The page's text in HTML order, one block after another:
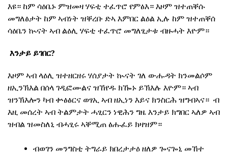
እዩ። ከም ሳዕቤኑ ምዝመዛ ሃፍቲ ተፈጥሮ የምፅእ። እዞም ዝተጠቐሱ
መግለፅታት ከም ኣብነት ዝቐረቡ ድኣ እምበር ልዕል ኢሉ ከም ዝተጠቐሰ
ሳዕቤን ኲናት ኣብ ልዕሊ ሃፍቲ ተፈጥሮ መግለፂታቱ ብዙሓት እዮም።
እንታይ ይገበር?
እዞም ኣብ ላዕሊ ዝተዘርዘሩ ሃሰያታት ኲናት ገለ ውሑዳት ክንመልሶም
ዘኢንኽእል በሰላ ገዲፎሙልና ዝኸየዱ ክዀኑ ይኽእሉ እዮም። ኣብ
ዝንኽእሎን ካብ ቍፅፅርና ወፃኢ ኣብ ዘኢነን እይና ክንስርሕ ዝግብኣና። ብ
እዚ መሰረት ኣብ ትልምታት ሓፂርን ነዊሕን ግዜ እንታይ ክግበር ኣለዎ ኣብ
ዝብል ዝመስለኒ ብሓፂሩ ኣቐሚጠ ፅሑፈይ ክዛዝም።
ብወገን መንግስቲ ትግራይ ክበረታታዕ ዘለዎ ጐናጐኒ መኸተ